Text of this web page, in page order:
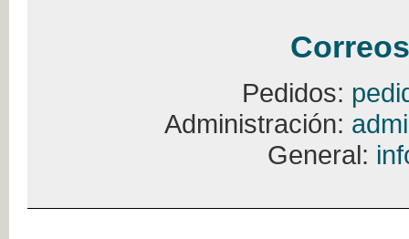
Pedidos:
Administración:
General: